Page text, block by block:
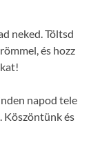
neked. Töltsd
és hozz
napod tele
Köszöntünk és